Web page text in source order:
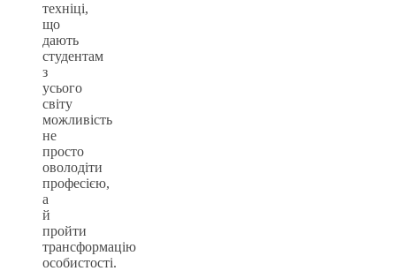
техніці,
що
дають
студентам
з
усього
світу
можливість
не
просто
оволодіти
професією,
а
й
пройти
трансформацію
особистості.